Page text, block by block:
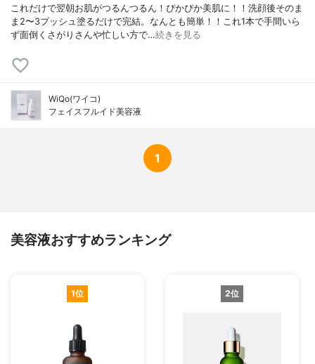
これだけで翌朝お肌がつるんつるん！ぴかぴか美肌に！！洗顔後そのま
ま2〜3プッシュ塗るだけで完結。なんとも簡単！！これ1本で手間いら
ず面倒くさがりさんや忙しい方で…続きを見る
WiQo(ワイコ)
フェイスフルイド美容液
1
美容液おすすめランキング
1位 2位